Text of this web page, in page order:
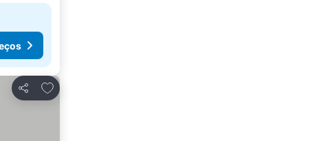
Partilhar
Adicionar aos favoritos